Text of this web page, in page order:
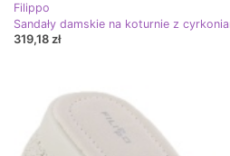
Filippo
319,18 zł